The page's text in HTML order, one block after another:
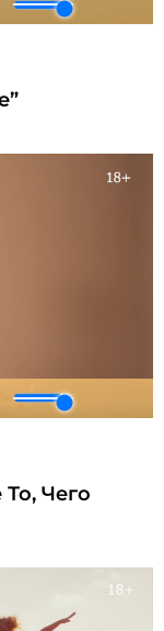
Чего